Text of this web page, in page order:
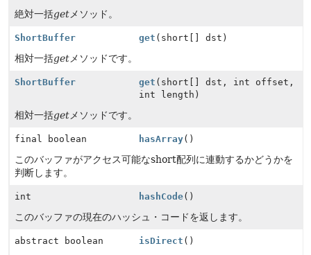
絶対一括get メソッド。
ShortBuffer get (short[] dst)
相対一括get メソッドです。
ShortBuffer get (short[] dst, int offset,
int length)
相対一括get メソッドです。
final boolean hasArray()
このバッファがアクセス可能なshort配列に連動するかどうかを
判断します。
int hashCode()
このバッファの現在のハッシュ・コードを返します。
abstract boolean isDirect ()